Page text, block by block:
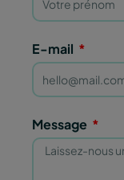
E-mail
Message